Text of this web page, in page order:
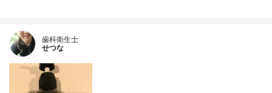
歯科衛生士
せつな